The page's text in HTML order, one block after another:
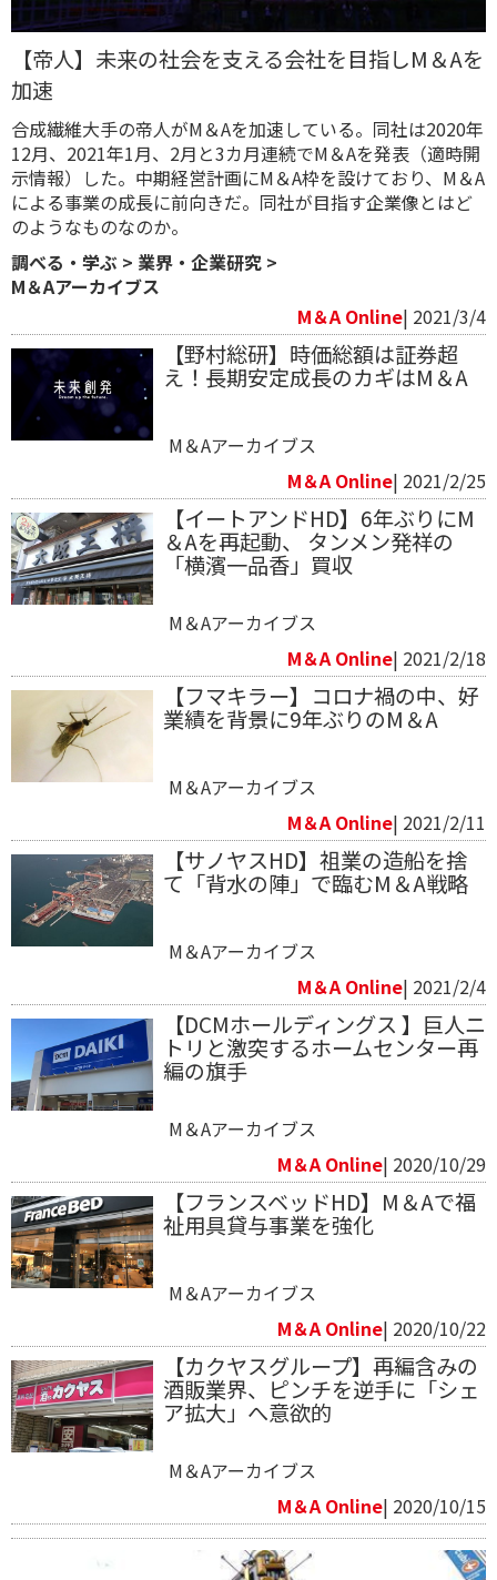
【帝人】未来の社会を支える会社を目指しM＆Aを
加速
合成繊維大手の帝人がM＆Aを加速している。同社は2020年
12月、2021年1月、2月と3カ月連続でM＆Aを発表（適時開
示情報）した。中期経営計画にM＆A枠を設けており、M＆A
による事業の成長に前向きだ。同社が目指す企業像とはど
のようなものなのか。
調べる・学ぶ > 業界・企業研究 >
M＆Aアーカイブス
M＆A Online| 2021/3/4
【野村総研】時価総額は証券超
え！長期安定成長のカギはM＆A
M＆Aアーカイブス
M＆A Online| 2021/2/25
【イートアンドHD】6年ぶりにM
＆Aを再起動、 タンメン発祥の
「横濱一品香」買収
M＆Aアーカイブス
M＆A Online| 2021/2/18
【フマキラー】コロナ禍の中、好
業績を背景に9年ぶりのM＆A
M＆Aアーカイブス
M＆A Online| 2021/2/11
【サノヤスHD】祖業の造船を捨
て「背水の陣」で臨むM＆A戦略
M＆Aアーカイブス
M＆A Online| 2021/2/4
【DCMホールディングス 】巨人ニ
トリと激突するホームセンター再
編の旗手
M＆Aアーカイブス
M＆A Online| 2020/10/29
【フランスベッドHD】M＆Aで福
祉用具貸与事業を強化
M＆Aアーカイブス
M＆A Online| 2020/10/22
【カクヤスグループ】再編含みの
酒販業界、ピンチを逆手に「シェ
ア拡大」へ意欲的
M＆Aアーカイブス
M＆A Online| 2020/10/15